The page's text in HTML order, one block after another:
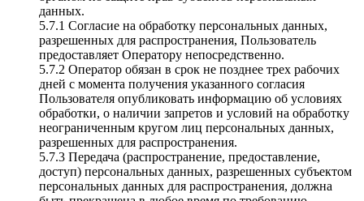
данных.
5.7.1 Согласие на обработку персональных данных,
разрешенных для распространения, Пользователь
предоставляет Оператору непосредственно.
5.7.2 Оператор обязан в срок не позднее трех рабочих
дней с момента получения указанного согласия
Пользователя опубликовать информацию об условиях
обработки, о наличии запретов и условий на обработку
неограниченным кругом лиц персональных данных,
разрешенных для распространения.
5.7.3 Передача (распространение, предоставление,
доступ) персональных данных, разрешенных субъектом
персональных данных для распространения, должна